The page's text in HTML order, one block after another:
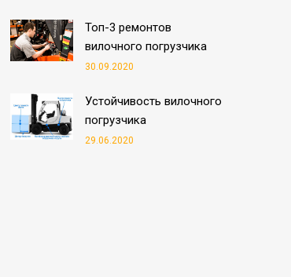
Топ-3 ремонтов
вилочного погрузчика
30.09.2020
Устойчивость вилочного
погрузчика
29.06.2020